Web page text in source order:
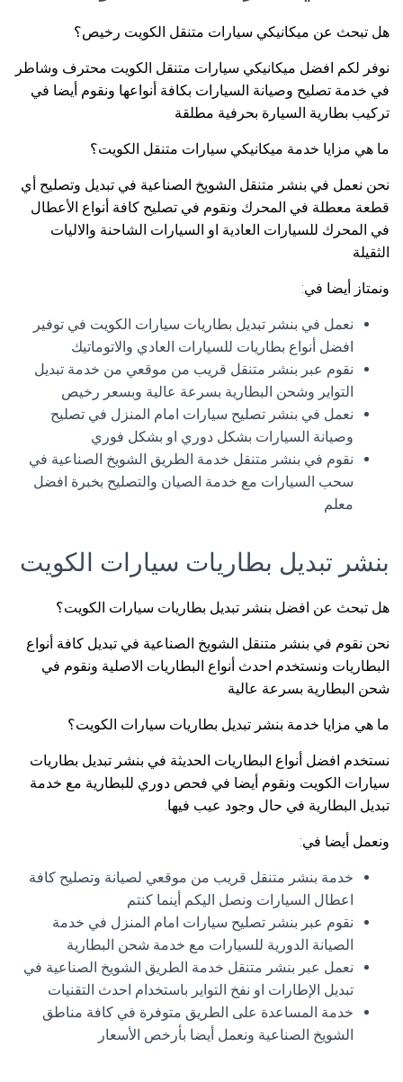
هل تبحث عن ميكانيكي سيارات متنقل الكويت رخيص؟
نوفر لكم افضل ميكانيكي سيارات متنقل الكويت محترف وشاطر
في خدمة تصليح وصيانة السيارات بكافة أنواعها ونقوم أيضا في
تركيب بطارية السيارة بحرفية مطلقة
ما هي مزايا خدمة ميكانيكي سيارات متنقل الكويت؟
نحن نعمل في بنشر متنقل الشويخ الصناعية في تبديل وتصليح أي
قطعة معطلة في المحرك ونقوم في تصليح كافة أنواع الأعطال
في المحرك للسيارات العادية او السيارات الشاحنة والاليات
الثقيلة
ونمتاز أيضا في:
نعمل في بنشر تبديل بطاريات سيارات الكويت في توفير
افضل أنواع بطاريات للسيارات العادي والاتوماتيك
نقوم عبر بنشر متنقل قريب من موقعي من خدمة تبديل
التواير وشحن البطارية بسرعة عالية وبسعر رخيص
نعمل في بنشر تصليح سيارات امام المنزل في تصليح
وصيانة السيارات بشكل دوري او بشكل فوري
نقوم في بنشر متنقل خدمة الطريق الشويخ الصناعية في
سحب السيارات مع خدمة الصيان والتصليح بخبرة افضل
معلم
بنشر تبديل بطاريات سيارات الكويت
هل تبحث عن افضل بنشر تبديل بطاريات سيارات الكويت؟
نحن نقوم في بنشر متنقل الشويخ الصناعية في تبديل كافة أنواع
البطاريات ونستخدم احدث أنواع البطاريات الاصلية ونقوم في
شحن البطارية بسرعة عالية
ما هي مزايا خدمة بنشر تبديل بطاريات سيارات الكويت؟
نستخدم افضل أنواع البطاريات الحديثة في بنشر تبديل بطاريات
سيارات الكويت ونقوم أيضا في فحص دوري للبطارية مع خدمة
تبديل البطارية في حال وجود عيب فيها.
ونعمل أيضا في:
خدمة بنشر متنقل قريب من موقعي لصيانة وتصليح كافة
اعطال السيارات ونصل اليكم أينما كنتم
نقوم عبر بنشر تصليح سيارات امام المنزل في خدمة
الصيانة الدورية للسيارات مع خدمة شحن البطارية
نعمل عبر بنشر متنقل خدمة الطريق الشويخ الصناعية في
تبديل الإطارات او نفخ التواير باستخدام احدث التقنيات
خدمة المساعدة على الطريق متوفرة في كافة مناطق
الشويخ الصناعية ونعمل أيضا بأرخص الأسعار